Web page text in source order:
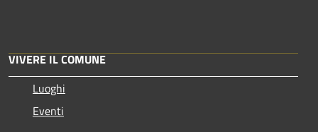
VIVERE IL COMUNE
Luoghi
Eventi